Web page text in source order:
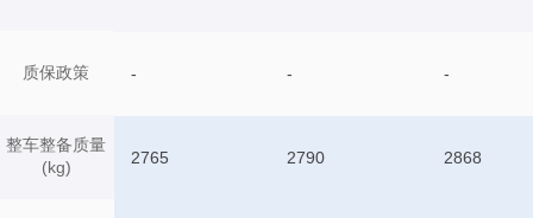
质保政策
整车整备质量
(kg)
- - -
2765 2790 2868